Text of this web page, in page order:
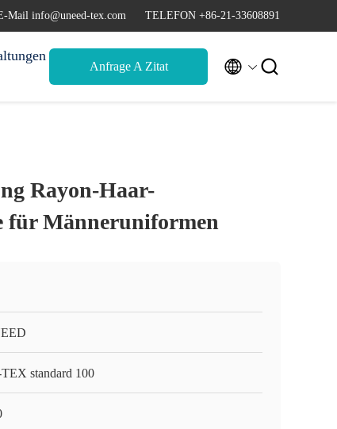
Mail info@uneed-tex.com TELEFON +86-21-33608891
Anfrage A Zitat  
Rayon-Haar-
für Männeruniformen
standard 100